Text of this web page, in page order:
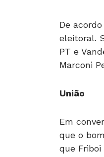
eleitoral.
PT e
Marconi
que o
que Friboi